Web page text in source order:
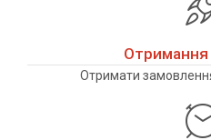
Отримання
Отримати